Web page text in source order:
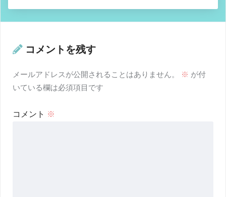
コメントを残す
メールアドレスが公開されることはありません。 ※ が付
いている欄は必須項目です
コメント ※